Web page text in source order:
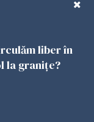
liber în
la granițe?